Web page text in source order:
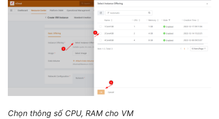
Chọn thông số CPU, RAM cho VM